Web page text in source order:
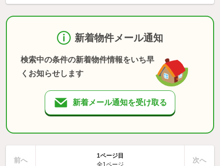
新着物件メール通知
検索中の条件の新着物件情報をいち早
くお知らせします
新着メール通知を受け取る
前へ
1ページ目
次へ